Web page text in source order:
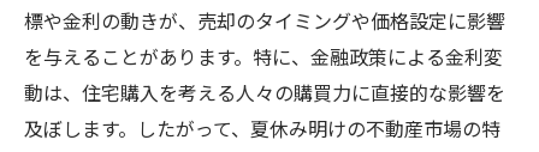
標や金利の動きが、売却のタイミングや価格設定に影響
を与えることがあります。特に、金融政策による金利変
動は、住宅購入を考える人々の購買力に直接的な影響を
及ぼします。したがって、夏休み明けの不動産市場の特